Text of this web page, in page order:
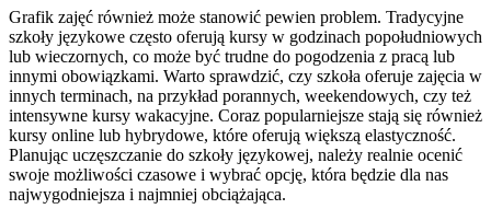
Grafik zajęć również może stanowić pewien problem. Tradycyjne
szkoły językowe często oferują kursy w godzinach popołudniowych
lub wieczornych, co może być trudne do pogodzenia z pracą lub
innymi obowiązkami. Warto sprawdzić, czy szkoła oferuje zajęcia w
innych terminach, na przykład porannych, weekendowych, czy też
intensywne kursy wakacyjne. Coraz popularniejsze stają się również
kursy online lub hybrydowe, które oferują większą elastyczność.
Planując uczęszczanie do szkoły językowej, należy realnie ocenić
swoje możliwości czasowe i wybrać opcję, która będzie dla nas
najwygodniejsza i najmniej obciążająca.